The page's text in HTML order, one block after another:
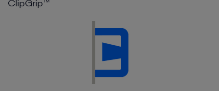
ClipGrip™